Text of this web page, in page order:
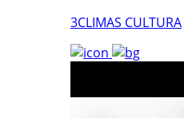
3CLIMAS CULTURA